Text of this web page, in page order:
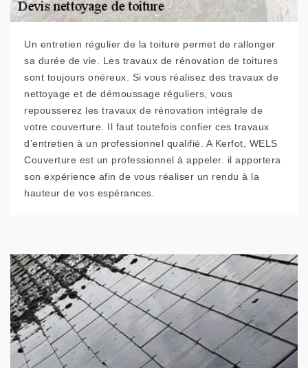
Un entretien régulier de la toiture permet de rallonger
sa durée de vie. Les travaux de rénovation de toitures
sont toujours onéreux. Si vous réalisez des travaux de
nettoyage et de démoussage réguliers, vous
repousserez les travaux de rénovation intégrale de
votre couverture. Il faut toutefois confier ces travaux
d’entretien à un professionnel qualifié. A Kerfot, WELS
Couverture est un professionnel à appeler. il apportera
son expérience afin de vous réaliser un rendu à la
hauteur de vos espérances.